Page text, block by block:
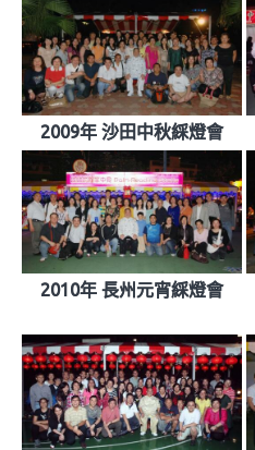
2009年 沙田中秋綵燈會
2010年 長州元宵綵燈會